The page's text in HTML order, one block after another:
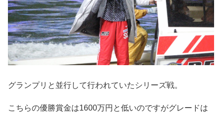
グランプリと並行して行われていたシリーズ戦。
こちらの優勝賞金は1600万円と低いのですがグレードは